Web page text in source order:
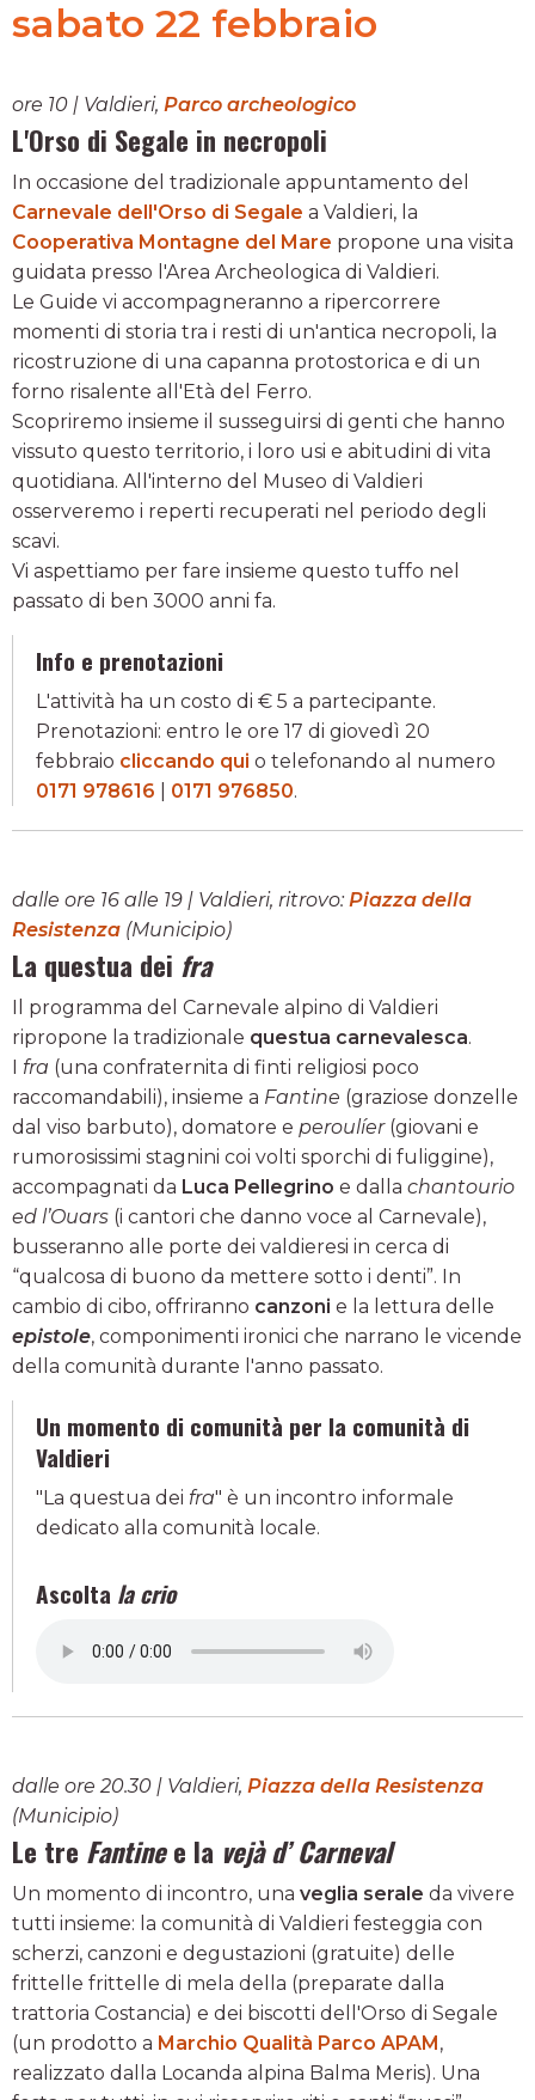
sabato 22 febbraio
ore 10 | Valdieri, Parco archeologico
L'Orso di Segale in necropoli
In occasione del tradizionale appuntamento del
Carnevale dell'Orso di Segale a Valdieri, la
Cooperativa Montagne del Mare propone una visita
guidata presso l'Area Archeologica di Valdieri.
Le Guide vi accompagneranno a ripercorrere
momenti di storia tra i resti di un'antica necropoli, la
ricostruzione di una capanna protostorica e di un
forno risalente all'Età del Ferro.
Scopriremo insieme il susseguirsi di genti che hanno
vissuto questo territorio, i loro usi e abitudini di vita
quotidiana. All'interno del Museo di Valdieri
osserveremo i reperti recuperati nel periodo degli
scavi.
Vi aspettiamo per fare insieme questo tuffo nel
passato di ben 3000 anni fa.
Info e prenotazioni
L'attività ha un costo di € 5 a partecipante.
Prenotazioni: entro le ore 17 di giovedì 20
febbraio cliccando qui o telefonando al numero
0171 978616
0171 976850.
dalle ore 16 alle 19 | Valdieri, ritrovo: Piazza della
Resistenza (Municipio)
La questua dei fra
Il programma del Carnevale alpino di Valdieri
ripropone la tradizionale questua carnevalesca.
I fra (una confraternita di finti religiosi poco
raccomandabili), insieme a Fantine (graziose donzelle
dal viso barbuto), domatore e peroulíer(giovani e
rumorosissimi stagnini coi volti sporchi di fuliggine),
accompagnati da Luca Pellegrino e dalla chantourio
ed l’Ouars (i cantori che danno voce al Carnevale),
busseranno alle porte dei valdieresi in cerca di
“qualcosa di buono da mettere sotto i denti”. In
cambio di cibo, offriranno canzoni e la lettura delle
epistole, componimenti ironici che narrano le vicende
della comunità durante l'anno passato.
Un momento di comunità per la comunità di
Valdieri
"La questua dei fra" è un incontro informale
dedicato alla comunità locale.
Ascolta la crio
dalle ore 20.30 | Valdieri, Piazza della Resistenza
(Municipio)
Le tre Fantinee la vejà d’ Carneval
Un momento di incontro, una veglia serale da vivere
tutti insieme: la comunità di Valdieri festeggia con
scherzi, canzoni e degustazioni (gratuite) delle
frittelle frittelle di mela della (preparate dalla
trattoria Costancia) e dei biscotti dell'Orso di Segale
(un prodotto a Marchio Qualità Parco APAM,
realizzato dalla Locanda alpina Balma Meris). Una